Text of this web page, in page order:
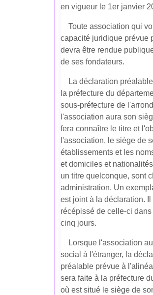
en vigueur le 1er janvier
Toute association qui
capacité juridique prévue
devra être rendue
de ses fondateurs.
La déclaration
la préfecture du
sous-préfecture de
l'association aura son
fera connaître le titre et
l'association, le siège de
établissements et les
et domiciles et
un titre quelconque, sont
administration. Un
est joint à la déclaration.
récépissé de celle-ci
cinq jours.
Lorsque l'association
social à l'étranger, la
préalable prévue à
sera faite à la préfecture
où est situé le siège de